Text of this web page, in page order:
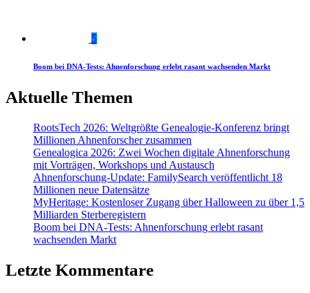
5
Boom bei DNA-Tests: Ahnenforschung erlebt rasant wachsenden Markt
Aktuelle Themen
RootsTech 2026: Weltgrößte Genealogie-Konferenz bringt
Millionen Ahnenforscher zusammen
Genealogica 2026: Zwei Wochen digitale Ahnenforschung
mit Vorträgen, Workshops und Austausch
Ahnenforschung-Update: FamilySearch veröffentlicht 18
Millionen neue Datensätze
MyHeritage: Kostenloser Zugang über Halloween zu über 1,5
Milliarden Sterberegistern
Boom bei DNA-Tests: Ahnenforschung erlebt rasant
wachsenden Markt
Letzte Kommentare